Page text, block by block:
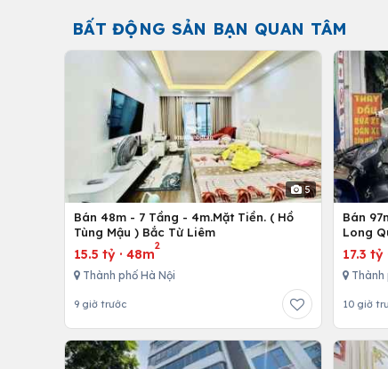
BẤT ĐỘNG SẢN BẠN QUAN TÂM
5
Bán 48m - 7 Tầng - 4m.Mặt Tiền. ( Hồ
Tùng Mậu ) Bắc Từ Liêm
15.5 tỷ · 48m
2
Thành phố Hà Nội
9 giờ trước
Bán
Long
17.3 tỷ
Thành
10 giờ